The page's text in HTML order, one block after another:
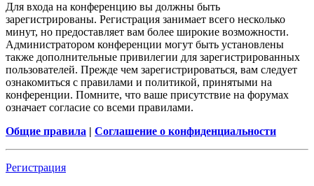
Для входа на конференцию вы должны быть
зарегистрированы. Регистрация занимает всего несколько
минут, но предоставляет вам более широкие возможности.
Администратором конференции могут быть установлены
также дополнительные привилегии для зарегистрированных
пользователей. Прежде чем зарегистрироваться, вам следует
ознакомиться с правилами и политикой, принятыми на
конференции. Помните, что ваше присутствие на форумах
означает согласие со всеми правилами.
Общие правила | Соглашение о конфиденциальности
Регистрация